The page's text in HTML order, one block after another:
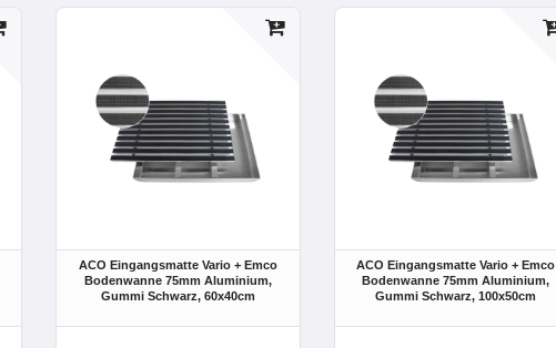
ACO Eingangsmatte Vario + Emco
Bodenwanne 75mm Aluminium,
Gummi Schwarz, 60x40cm
ACO Eingangsmatte Vario + Emco
Bodenwanne 75mm Aluminium,
Gummi Schwarz, 100x50cm